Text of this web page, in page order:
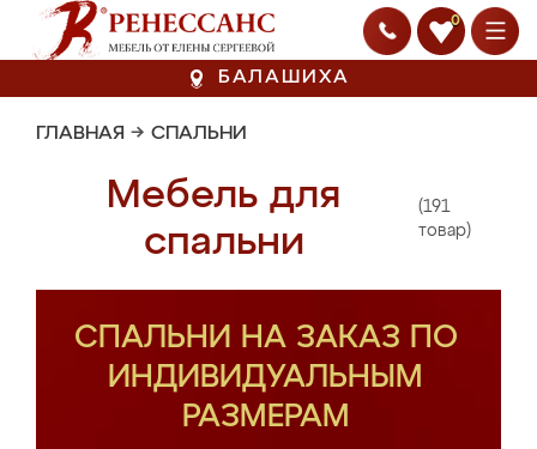
0
БАЛАШИХА
ГЛАВНАЯ → СПАЛЬНИ
Мебель для
спальни
(191
товар)
СПАЛЬНИ НА ЗАКАЗ ПО
ИНДИВИДУАЛЬНЫМ
РАЗМЕРАМ